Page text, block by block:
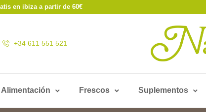
en ibiza a partir de 60€
+34 611 551 521
Alimentación Frescos Suplementos